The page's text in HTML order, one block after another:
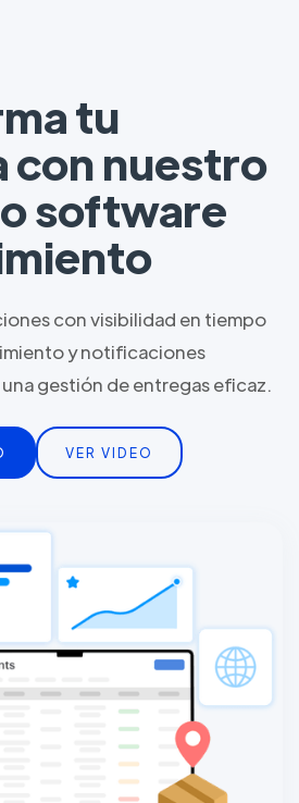
tu
con nuestro
software
con visibilidad en tiempo
y notificaciones
gestión de entregas eficaz.
VER VIDEO